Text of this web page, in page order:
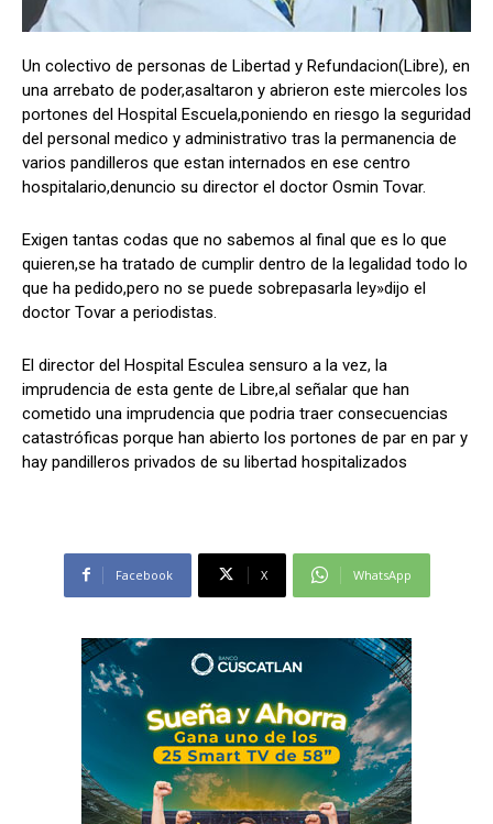
Comparta
Síganos
Comparta
Síganos
Un colectivo de personas de Libertad y Refundacion(Libre), en
una arrebato de poder,asaltaron y abrieron este miercoles los
portones del Hospital Escuela,poniendo en riesgo la seguridad
del personal medico y administrativo tras la permanencia de
varios pandilleros que estan internados en ese centro
hospitalario,denuncio su director el doctor Osmin Tovar.
Exigen tantas codas que no sabemos al final que es lo que
quieren,se ha tratado de cumplir dentro de la legalidad todo lo
que ha pedido,pero no se puede sobrepasarla ley»dijo el
doctor Tovar a periodistas.
El director del Hospital Esculea sensuro a la vez, la
imprudencia de esta gente de Libre,al señalar que han
cometido una imprudencia que podria traer consecuencias
catastróficas porque han abierto los portones de par en par y
hay pandilleros privados de su libertad hospitalizados
Facebook X WhatsApp